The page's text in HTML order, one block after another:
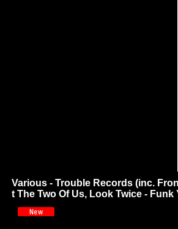
Various - Trouble Records (inc.
t The Two Of Us, Look Twice -